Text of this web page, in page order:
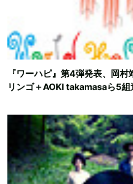
『ワーハピ』第4弾発表、岡村
リンゴ＋AOKI takamasaら5組